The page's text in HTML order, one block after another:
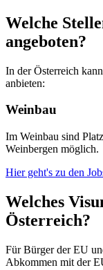
Welche
angeboten?
In der Österreich
anbieten:
Weinbau
Im Weinbau sind
Weinbergen möglich.
Hier geht's zu den
Welches
Österreich?
Für Bürger der EU
Abkommen mit der